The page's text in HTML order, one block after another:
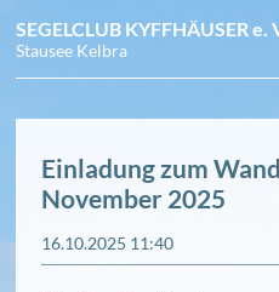
SEGELCLUB KYFFHÄUSERe.
Stausee Kelbra
TERMINE
Veranstaltungen
Regattatermine
Ausschreibungen
Grundkurs Jollensegeln
Mitglied werden
Vereinsgeschichte
Unsere Boote
Vorstand und Beirat
Regeln für vereinsinterne
Regattafotos
Vereinsleben
Törnfotos
DOWNLOADS
ANFAHRT
KONTAKT
Einladung zum
November 2025
16.10.2025 11:40